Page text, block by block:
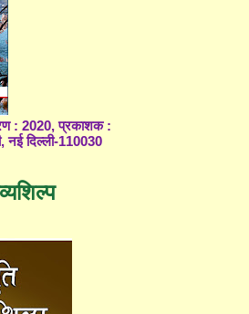
: 2020, प्रकाशक :
नई दिल्ली-110030